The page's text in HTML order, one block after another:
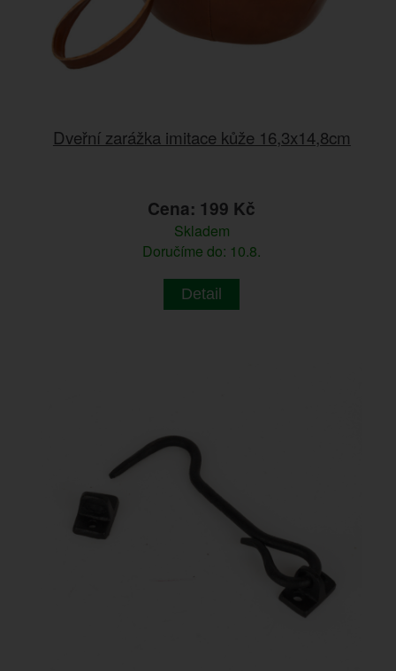
Dveřní zarážka imitace kůže 16,3x14,8cm
Cena: 199 Kč
Skladem
Doručíme do: 10.8.
Detail